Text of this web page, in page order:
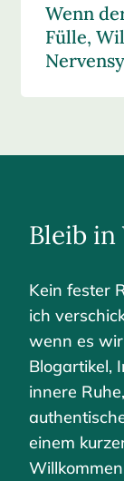
Wenn
Fülle,
Bleib in
Kein fester
ich
wenn es
Blogartikel,
innere
einem